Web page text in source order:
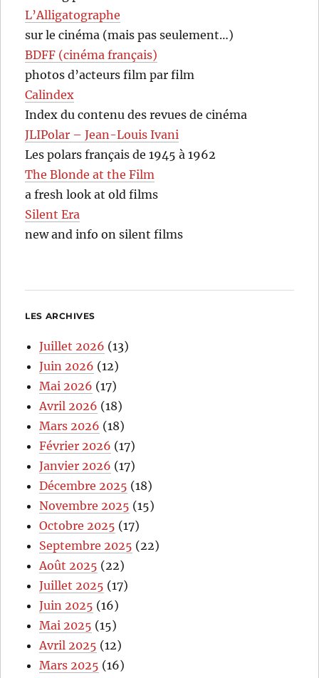
L’Alligatographe
sur le cinéma (mais pas seulement…)
BDFF (cinéma français)
photos d’acteurs film par film
Calindex
Index du contenu des revues de cinéma
JLIPolar – Jean-Louis Ivani
Les polars français de 1945 à 1962
The Blonde at the Film
a fresh look at old films
Silent Era
new and info on silent films
LES ARCHIVES
Juillet 2026 (13)
Juin 2026 (12)
Mai 2026 (17)
Avril 2026 (18)
Mars 2026 (18)
Février 2026 (17)
Janvier 2026 (17)
Décembre 2025 (18)
Novembre 2025 (15)
Octobre 2025 (17)
Septembre 2025 (22)
Août 2025 (22)
Juillet 2025 (17)
Juin 2025 (16)
Mai 2025 (15)
Avril 2025 (12)
Mars 2025 (16)